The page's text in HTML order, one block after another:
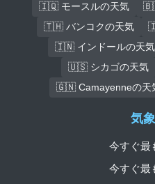
🇮🇶 モースルの天気
🇹🇭 バンコクの天気
🇮🇳 インドールの天気
🇺🇸 シカゴの天気
🇬🇳 Camayenneの天
気
今すぐ最
今すぐ最